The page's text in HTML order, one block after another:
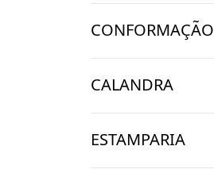
CONFORMAÇÃO
CALANDRA
ESTAMPARIA